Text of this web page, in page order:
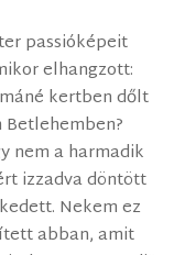
passióképeit
elhangzott:
kertben dőlt
nem a harmadik
izzadva döntött
Nekem ez
abban, amit